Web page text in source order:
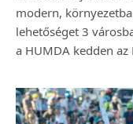
modern,
lehetőséget 3
a HUMDA kedden az